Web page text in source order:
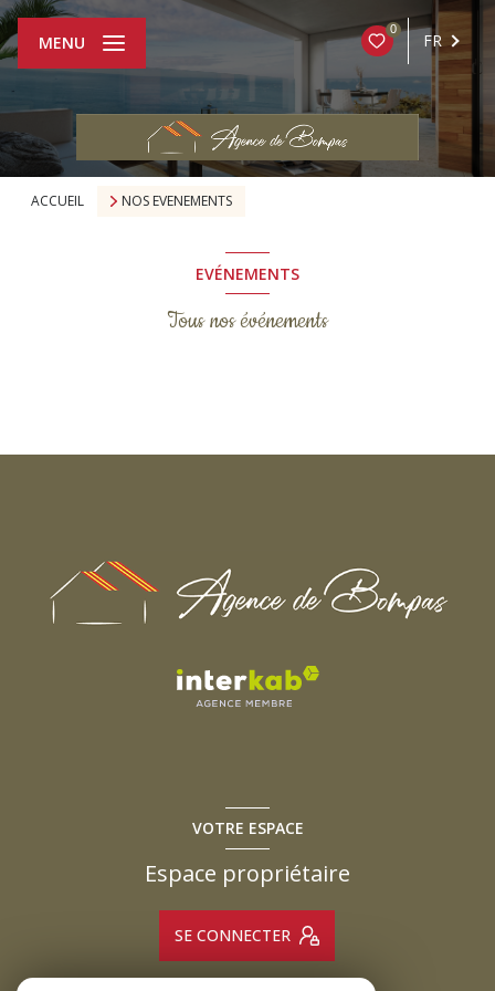
0
FR
MENU
ACCUEIL NOS EVENEMENTS
EVÉNEMENTS
Tous nos événements
VOTRE ESPACE
Espace propriétaire
SE CONNECTER